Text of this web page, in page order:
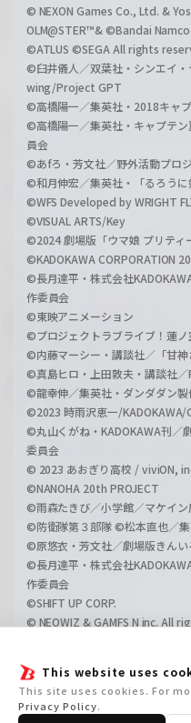
This website uses
This site uses cookies. For
Privacy Policy.
© NEXON Games Co., Ltd. &
OLM@STER™& ©Bandai
©ATLUS ©SEGA All rights
©臼井儀人／双葉社・シンエイ
wing/Project GPT
©高橋陽一／集英社・2018キャ
©高橋陽一／集英社・キャプテン
員会
©あfろ・芳文社／野外活動プロ
©和月伸宏／集英社・「るろう
©WFS Developed by WRIGHT
©VISUAL ARTS/Key
©2024 劇場版「ウマ娘 プリティ
©KADOKAWA CORPORATION
©長月達平・株式会社
作委員会
©東映アニメーション
©プロジェクトラブライブ！蓮
©内藤マーシー・講談社／「甘
©真島ヒロ・上田敦夫・講談社
©龍幸伸／集英社・ダンダダン製
©2023 時雨沢恵一/
©丸山くがね・KADOKAWA刊／
委員会
© 2023 あおぎり高校 / viviON,
©NANOHA 20th PROJECT
©雨森たきび／小学館／マケイン
©防衛隊第３部隊 ©松本直也／
©原悠衣・芳文社／劇場版きん
©長月達平・株式会社
作委員会
©SHIFT UP CORP.
© NEOWIZ & GAMFS N inc. All
©GIRLS und PANZER Film
©GIRLS und PANZER Finale